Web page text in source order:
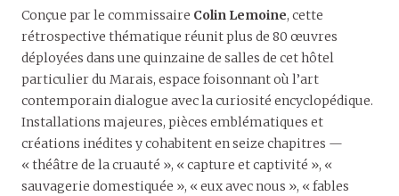
Conçue par le commissaire Colin Lemoine, cette
rétrospective thématique réunit plus de 80 œuvres
déployées dans une quinzaine de salles de cet hôtel
particulier du Marais, espace foisonnant où l’art
contemporain dialogue avec la curiosité encyclopédique.
Installations majeures, pièces emblématiques et
créations inédites y cohabitent en seize chapitres —
« théâtre de la cruauté », « capture et captivité », «
sauvagerie domestiquée », « eux avec nous », « fables